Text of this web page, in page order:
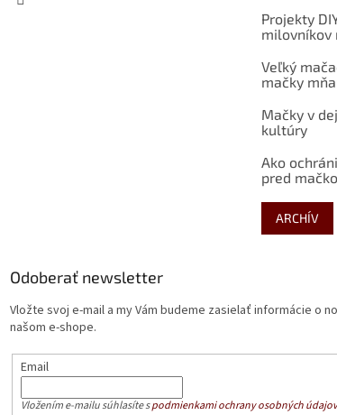
Projekty
milovníkov
Veľký
mačky
Mačky v
kultúry
Ako
pred
ARCHÍV
Odoberať newsletter
Vložte svoj e-mail a my Vám budeme zasielať informácie o
našom e-shope.
Email
Vložením e-mailu súhlasíte spodmienkami ochrany osobných údajov